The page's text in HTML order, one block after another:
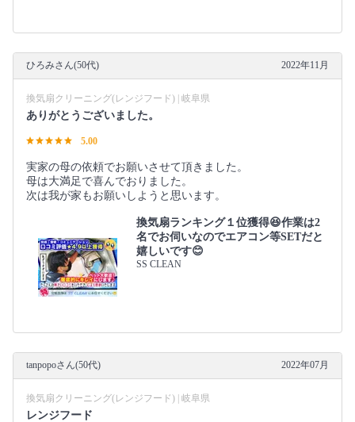
ひろみさん(50代) 2022年11月
換気扇クリーニング(レンジフード) | 岐阜県
ありがとうございました。
5.00
実家の母の依頼でお願いさせて頂きました。
母は大満足で喜んでおりました。
次は我が家もお願いしようと思います。
換気扇ランキング１位獲得😆作業は2
名でお伺いなのでエアコン等SETだと
嬉しいです😊
SS CLEAN
tanpopoさん(50代) 2022年07月
換気扇クリーニング(レンジフード) | 岐阜県
レンジフード